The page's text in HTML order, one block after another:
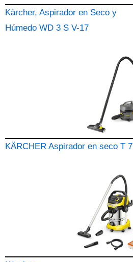
Kärcher, Aspirador en Seco y
Húmedo WD 3 S V-17
KÄRCHER Aspirador en seco T 7